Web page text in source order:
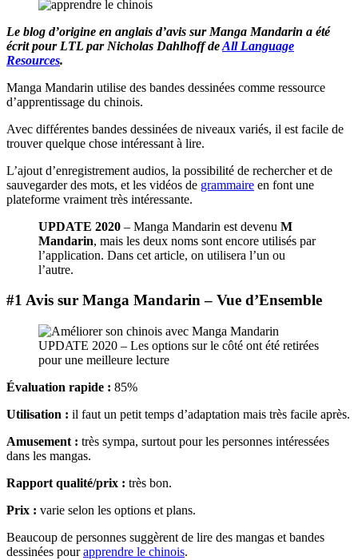
Le blog d’origine en anglais d’avis sur Manga Mandarin a été
écrit pour LTL par Nicholas Dahlhoff deAll Language
Resources.
Manga Mandarin utilise des bandes dessinées comme ressource
d’apprentissage du chinois.
Avec différentes bandes dessinées de niveaux variés, il est facile de
trouver quelque chose intéressant à lire.
L’ajout d’enregistrement audios, la possibilité de rechercher et de
sauvegarder des mots, et les vidéos de grammaire en font une
plateforme vraiment très intéressante.
UPDATE 2020 – Manga Mandarin est devenu M
Mandarin, mais les deux noms sont encore utilisés par
l’application. Dans cet article, on utilisera l’un ou
l’autre.
#1 Avis sur Manga Mandarin– Vue d’Ensemble
UPDATE 2020 – Les options sur le côté ont été retirées
pour une meilleure lecture
Évaluation rapide : 85%
Utilisation : il faut un petit temps d’adaptation mais très facile après.
Amusement : très sympa, surtout pour les personnes intéressées
dans les mangas.
Rapport qualité/prix : très bon.
Prix : varie selon les options et plans.
Beaucoup de personnes suggèrent de lire des mangas et bandes
dessinées pourapprendre le chinois.